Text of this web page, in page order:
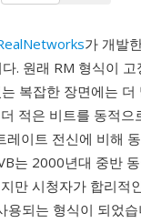
가 개발
. 원래 RM 형식이
복잡한 장면에는
적은 비트를 동적
이트 전신에 비해
는 2000년대 중반
만 시청자가 합리적
되는 형식이 되었